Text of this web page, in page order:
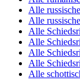
Alle
Alle
Alle
Alle
Alle
Alle
Alle